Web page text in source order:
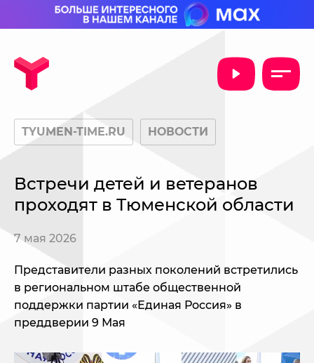
TYUMEN-TIME.RU НОВОСТИ
Встречи детей и ветеранов
проходят в Тюменской области
7 мая 2026
Представители разных поколений встретились
в региональном штабе общественной
поддержки партии «Единая Россия» в
преддверии 9 Мая